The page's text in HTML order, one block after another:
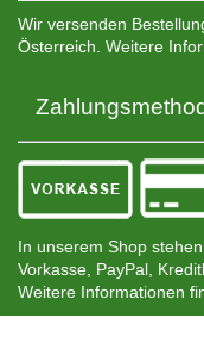
Wir versenden
Österreich. Weitere
In unserem Shop
Vorkasse, PayPal,
Weitere Informationen